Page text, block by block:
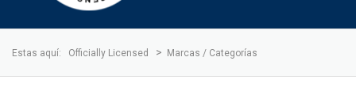
Estas aquí: Officially Licensed > Marcas / Categorías